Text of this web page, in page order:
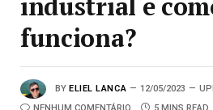
funciona?
BY ELIEL LANCA 12/05/2023